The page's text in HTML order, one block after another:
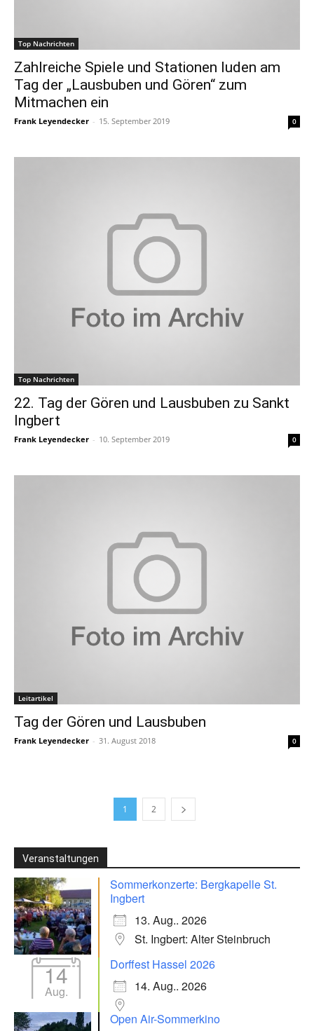
Top Nachrichten
Zahlreiche Spiele und Stationen luden am
Tag der „Lausbuben und Gören“ zum
Mitmachen ein
Frank Leyendecker - 15. September 2019 0
Top Nachrichten
22. Tag der Gören und Lausbuben zu Sankt
Ingbert
Frank Leyendecker - 10. September 2019 0
Leitartikel
Tag der Gören und Lausbuben
Frank Leyendecker - 31. August 2018 0
1 2
Veranstaltungen
Sommerkonzerte: Bergkapelle St.
Ingbert
13. Aug.. 2026
St. Ingbert: Alter Steinbruch
14
Aug.
Dorffest Hassel 2026
14. Aug.. 2026
Open Air-Sommerkino